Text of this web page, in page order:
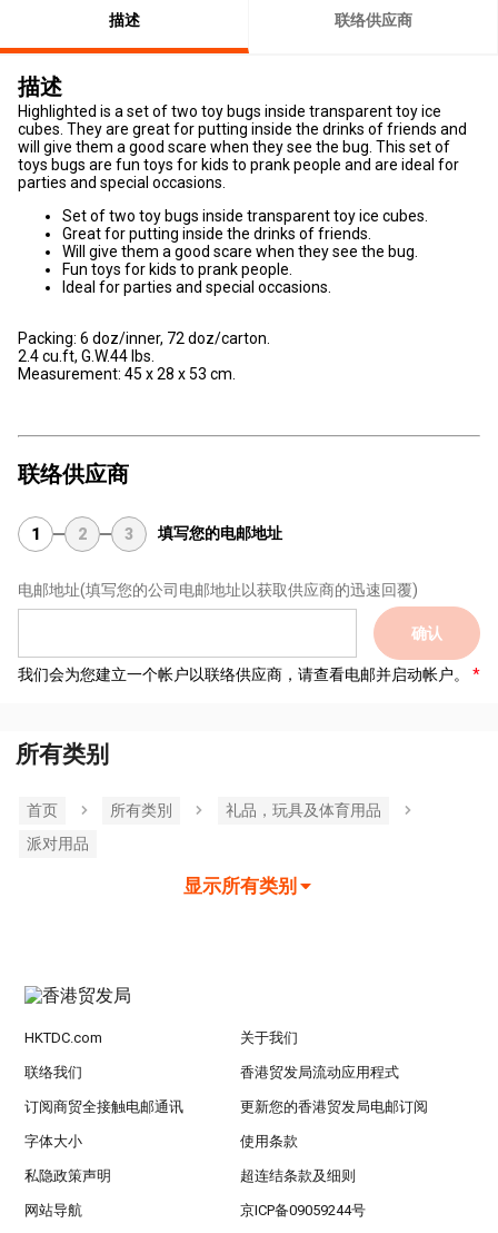
描述 联络供应商
描述
Highlighted is a set of two toy bugs inside transparent toy ice
cubes. They are great for putting inside the drinks of friends and
will give them a good scare when they see the bug. This set of
toys bugs are fun toys for kids to prank people and are ideal for
parties and special occasions.
Set of two toy bugs inside transparent toy ice cubes.
Great for putting inside the drinks of friends.
Will give them a good scare when they see the bug.
Fun toys for kids to prank people.
Ideal for parties and special occasions.
Packing: 6 doz/inner, 72 doz/carton.
2.4 cu.ft, G.W.44 lbs.
Measurement: 45 x 28 x 53 cm.
联络供应商
1 2 3 填写您的电邮地址
电邮地址(填写您的公司电邮地址以获取供应商的迅速回覆)
确认
我们会为您建立一个帐户以联络供应商，请查看电邮并启动帐户。
所有类别
首页 所有类別
礼品，玩具及体育用品
派对用品
显示所有类别
HKTDC.com 关于我们
联络我们 香港贸发局流动应用程式
订阅商贸全接触电邮通讯 更新您的香港贸发局电邮订阅
字体大小 使用条款
私隐政策声明 超连结条款及细则
网站导航 京ICP备09059244号